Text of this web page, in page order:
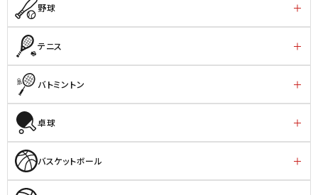
野球
テニス
バトミントン
卓球
バスケットボール